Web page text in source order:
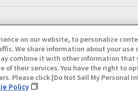
by NOK KLÜBER CO., LTD.
on our website, to personalize
We share information about your
combine it with other information that
of their services. You have the right to
Please click [Do Not Sell My Personal
Policy